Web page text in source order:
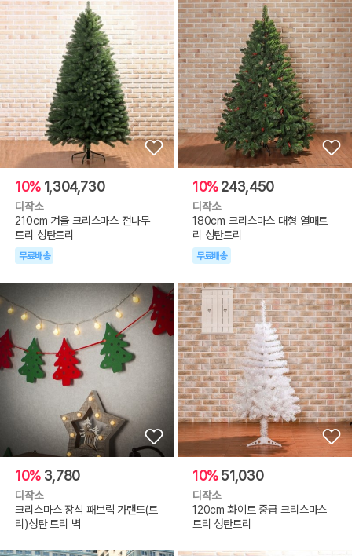
10% 1,304,730
디작소
210cm 겨울 크리스마스 전나무
트리 성탄트리
무료배송
10%243,450
디작소
180cm 크리스마스 대형 열매트
리 성탄트리
무료배송
10% 3,780
디작소
크리스마스 장식 패브릭 가랜드(트
리)성탄 트리 벽
10%51,030
디작소
120cm 화이트 중급 크리스마스
트리 성탄트리